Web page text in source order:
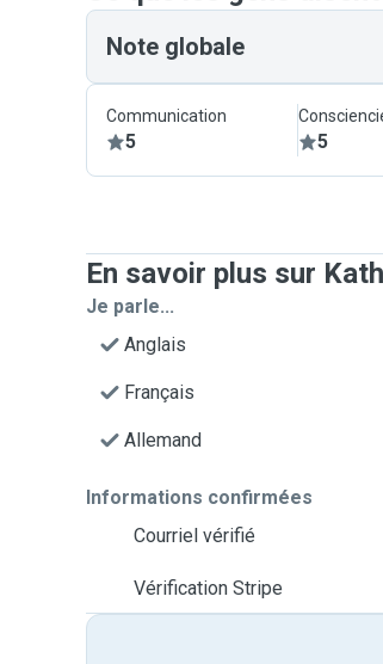
Note globale
Communication
5 5
En savoir plus sur
Je parle...
Anglais
Français
Allemand
Informations confirmées
Courriel vérifié
Vérification Stripe